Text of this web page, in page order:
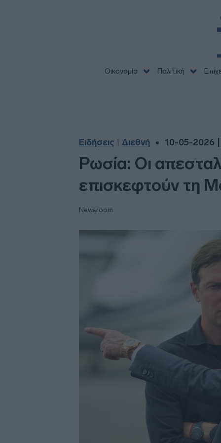
Οικονομία Πολιτική
Ειδήσεις Διεθνή 10-05-2026
Ρωσία: Οι
επισκεφτούν τη
Newsroom